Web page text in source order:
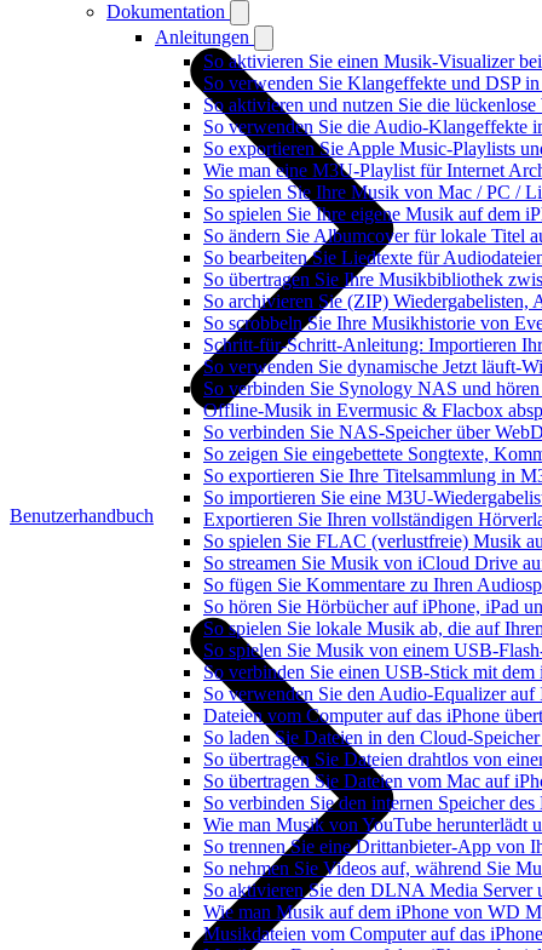
Dokumentation
Anleitungen
So aktivieren Sie einen Musik-Visualizer
So verwenden Sie Klangeffekte und DSP
So aktivieren und nutzen Sie die
So verwenden Sie die Audio-Klangeffekte
So exportieren Sie Apple Music-Playlists
Wie man eine M3U-Playlist für Internet
So spielen Sie Ihre Musik von Mac / PC /
So spielen Sie Ihre eigene Musik auf dem
So ändern Sie Albumcover für lokale Titel
So bearbeiten Sie Liedtexte für
So übertragen Sie Ihre Musikbibliothek
So archivieren Sie (ZIP) Wiedergabelisten,
So scrobbeln Sie Ihre Musikhistorie von
Schritt-für-Schritt-Anleitung: Importieren
So verwenden Sie dynamische Jetzt läuft-
So verbinden Sie Synology NAS und
Offline-Musik in Evermusic & Flacbox
So verbinden Sie NAS-Speicher über
So zeigen Sie eingebettete Songtexte,
So exportieren Sie Ihre Titelsammlung in
So importieren Sie eine M3U-
Exportieren Sie Ihren vollständigen
So spielen Sie FLAC (verlustfreie) Musik
So streamen Sie Musik von iCloud Drive
So fügen Sie Kommentare zu Ihren
So hören Sie Hörbücher auf iPhone, iPad
So spielen Sie lokale Musik ab, die auf
So spielen Sie Musik von einem USB-
So verbinden Sie einen USB-Stick mit
So verwenden Sie den Audio-Equalizer
Dateien vom Computer auf das iPhone
So laden Sie Dateien in den Cloud-
So übertragen Sie Dateien drahtlos von
So übertragen Sie Dateien vom Mac auf
So verbinden Sie den internen Speicher
Wie man Musik von YouTube herunterlädt
So trennen Sie eine Drittanbieter-App von
So nehmen Sie Videos auf, während Sie
So aktivieren Sie den DLNA Media Server
Wie man Musik auf dem iPhone von WD
Musikdateien vom Computer auf das
Benutzerhandbuch